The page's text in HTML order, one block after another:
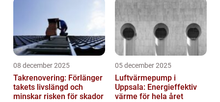
08 december 2025
Takrenovering: Förlänger
takets livslängd och
minskar risken för skador
05 december 2025
Luftvärmepump i
Uppsala: Energieffektiv
värme för hela året